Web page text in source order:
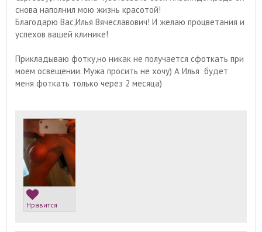
снова наполнил мою жизнь красотой!
Благодарю Вас,Илья Вячеславович! И желаю процветания и
успехов вашей клинике!
Прикладываю фотку,но никак не получается сфоткать при
моем освещении. Мужа просить не хочу) А Илья будет
меня фоткать только через 2 месяца)
Нравится